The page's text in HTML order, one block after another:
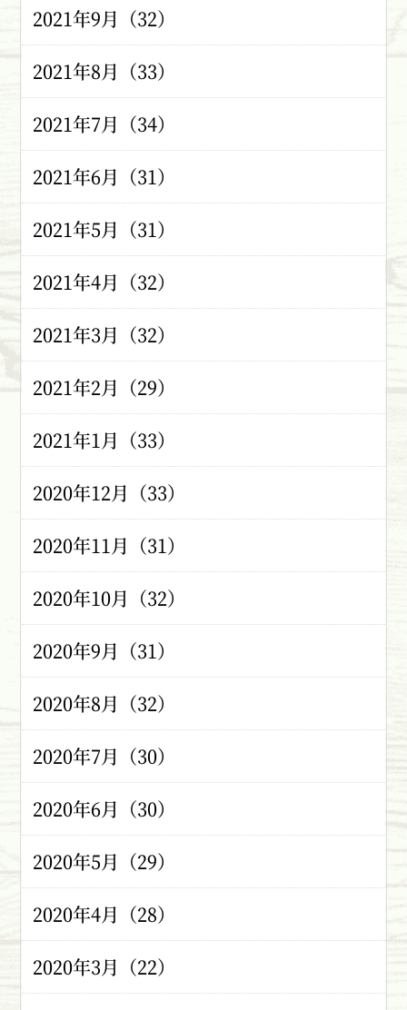
2021年9月（32）
2021年8月（33）
2021年7月（34）
2021年6月（31）
2021年5月（31）
2021年4月（32）
2021年3月（32）
2021年2月（29）
2021年1月（33）
2020年12月（33）
2020年11月（31）
2020年10月（32）
2020年9月（31）
2020年8月（32）
2020年7月（30）
2020年6月（30）
2020年5月（29）
2020年4月（28）
2020年3月（22）